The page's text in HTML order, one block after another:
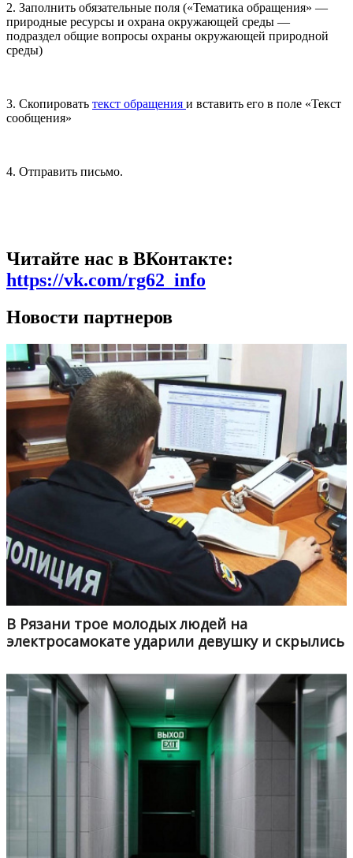
2. Заполнить обязательные поля («Тематика обращения» —
природные ресурсы и охрана окружающей среды —
подраздел общие вопросы охраны окружающей природной
среды)
3. Скопировать текст обращения и вставить его в поле «Текст
сообщения»
4. Отправить письмо.
Читайте нас в ВКонтакте:
https://vk.com/rg62_info
Новости партнеров
В Рязани трое молодых людей на
электросамокате ударили девушку и скрылись